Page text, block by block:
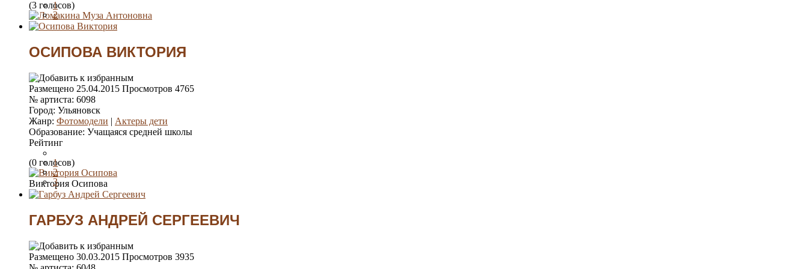
1
2
3
4
(3 голосов)
ОСИПОВА ВИКТОРИЯ
Размещено 25.04.2015 Просмотров 4765
№ артиста: 6098
Город: Ульяновск
Жанр: Фотомодели | Актеры дети
Образование: Учащаяся средней школы
Рейтинг
1
2
3
4
5
(0 голосов)
Виктория Осипова
ГАРБУЗ АНДРЕЙ СЕРГЕЕВИЧ
Размещено 30.03.2015 Просмотров 3935